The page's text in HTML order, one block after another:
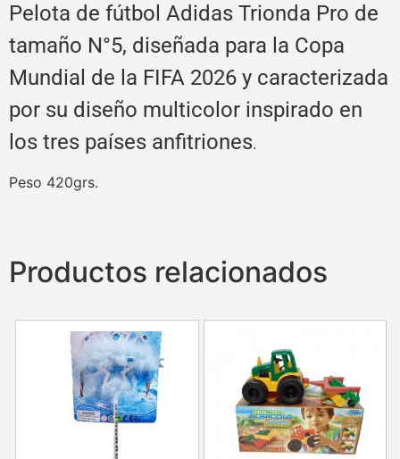
Pelota de fútbol Adidas Trionda Pro de
tamaño N°5, diseñada para la Copa
Mundial de la FIFA 2026 y caracterizada
por su diseño multicolor inspirado en
los tres países anfitriones.
Peso 420grs.
Productos relacionados